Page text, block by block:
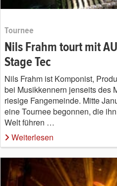
Tournee
Nils Frahm tourt mit
Stage Tec
Nils Frahm ist Komponist,
bei Musikkennern jenseits des
riesige Fangemeinde. Mitte
eine Tournee begonnen, die
Welt führen …
Weiterlesen